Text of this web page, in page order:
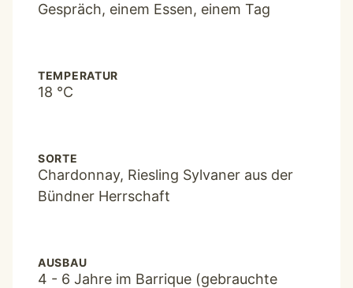
Gespräch, einem Essen, einem Tag
TEMPERATUR
18 °C
SORTE
Chardonnay, Riesling Sylvaner aus der
Bündner Herrschaft
AUSBAU
4 - 6 Jahre im Barrique (gebrauchte